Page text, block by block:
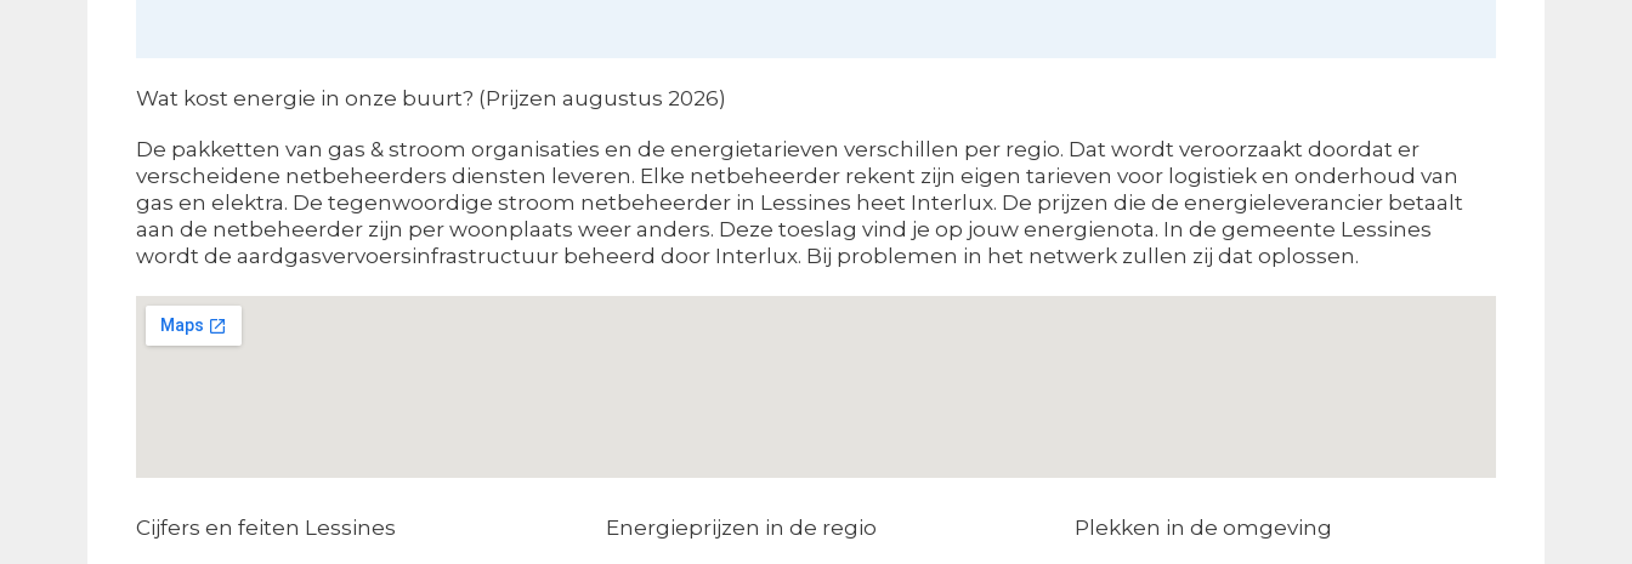
Wat kost energie in onze buurt? (Prijzen augustus 2026)
De pakketten van gas & stroom organisaties en de energietarieven verschillen per regio. Dat wordt veroorzaakt doordat er
verscheidene netbeheerders diensten leveren. Elke netbeheerder rekent zijn eigen tarieven voor logistiek en onderhoud van
gas en elektra. De tegenwoordige stroom netbeheerder in Lessines heet Interlux. De prijzen die de energieleverancier betaalt
aan de netbeheerder zijn per woonplaats weer anders. Deze toeslag vind je op jouw energienota. In de gemeente Lessines
wordt de aardgasvervoersinfrastructuur beheerd door Interlux. Bij problemen in het netwerk zullen zij dat oplossen.
Cijfers en feiten Lessines Energieprijzen in de regio Plekken in de omgeving